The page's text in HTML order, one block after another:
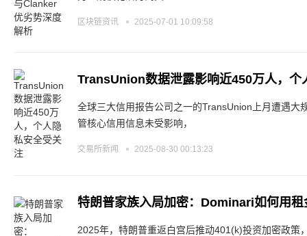
区块链资讯 2025-07-01 10:09:58
TransUnion数据泄露影响近450万人，个
全球三大信用报告公司之一的TransUnion上月遭遇大
管核心信用信息未受影响，
交易所新闻 2025-08-30 00:13:23
特朗普家族入局加密：Dominari如何用租
2025年，特朗普重返白宫后推动401(k)投资加密政策